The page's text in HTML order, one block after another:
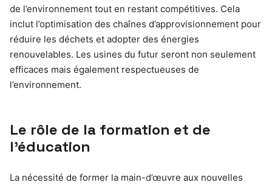
de l’environnement tout en restant compétitives. Cela
inclut l’optimisation des chaînes d’approvisionnement pour
réduire les déchets et adopter des énergies
renouvelables. Les usines du futur seront non seulement
efficaces mais également respectueuses de
l’environnement.
Le rôle de la formation et de
l’éducation
La nécessité de former la main-d’œuvre aux nouvelles